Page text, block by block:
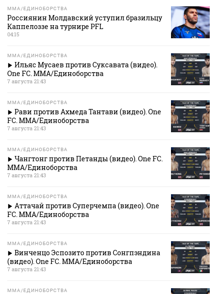
MMA/ЕДИНОБОРСТВА
Россиянин Молдавский уступил бразильцу
Каппелоззе на турнире PFL
04:15
MMA/ЕДИНОБОРСТВА
Ильяс Мусаев против Суксавата (видео).
One FC. MMA/Единоборства
7 августа 21:43
MMA/ЕДИНОБОРСТВА
Рави против Ахмеда Тантави (видео). One
FC. MMA/Единоборства
7 августа 21:43
MMA/ЕДИНОБОРСТВА
Чангтонг против Петанды (видео). One FC.
MMA/Единоборства
7 августа 21:43
MMA/ЕДИНОБОРСТВА
Аттачай против Суперчемпа (видео). One
FC. MMA/Единоборства
7 августа 21:43
MMA/ЕДИНОБОРСТВА
Винченцо Эспозито против Сонгпэндина
(видео). One FC. MMA/Единоборства
7 августа 21:43
MMA/ЕДИНОБОРСТВА